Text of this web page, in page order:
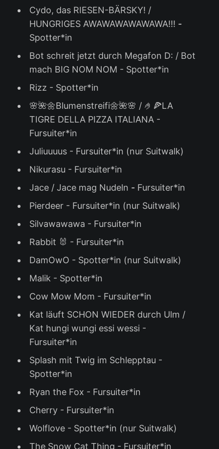
Cydo, das RIESEN-BÄRSKY! /
HUNGRIGES AWAWAWAWAWAWA!!! -
Spotter*in
Bot schreit jetzt durch Megafon D: / Bot
mach BIG NOM NOM - Spotter*in
Rizz - Spotter*in
🌸🌺🌼Blumenstreifi🌼🌺🌸 / 🤌🍕LA
TIGRE DELLA PIZZA ITALIANA -
Fursuiter*in
Juliuuuus - Fursuiter*in (nur Suitwalk)
Nikurasu - Fursuiter*in
Jace / Jace mag Nudeln - Fursuiter*in
Pierdeer - Fursuiter*in (nur Suitwalk)
Silvawawawa - Fursuiter*in
Rabbit 🐰 - Fursuiter*in
DamOwO - Spotter*in (nur Suitwalk)
Malik - Spotter*in
Cow Mow Mom - Fursuiter*in
Kat läuft SCHON WIEDER durch Ulm /
Kat hungi wungi essi wessi -
Fursuiter*in
Splash mit Twig im Schlepptau -
Spotter*in
Ryan the Fox - Fursuiter*in
Cherry - Fursuiter*in
Wolflove - Spotter*in (nur Suitwalk)
The Snow Cat Thing - Fursuiter*in